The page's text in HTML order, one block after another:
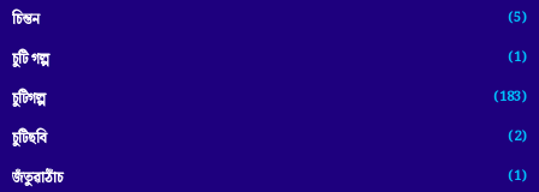
চিন্তন (5)
চুটি গল্প (1)
চুটিগল্প (183)
চুটিছবি (2)
জঁতুৱাঠাঁচ (1)